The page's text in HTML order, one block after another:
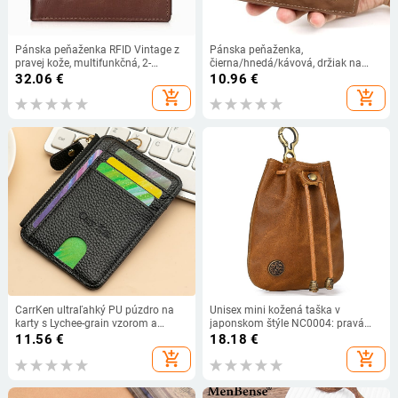
Pánska peňaženka RFID Vintage z
pravej kože, multifunkčná, 2-
násobná, s viacerými kartami,
mincami, držiakom na vizitky,
peňaženkou
32.06 €
add_shopping_cart
Pánska peňaženka,
čierna/hnedá/kávová, držiak na
vizitky, pánska krátka kabelka, PU
kožená peňaženka na peniaze pre
mužov, peňaženka na kreditné karty
10.96 €
add_shopping_cart
CarrKen ultraľahký PU púzdro na
karty s Lychee-grain vzorom a
polyesterovou podšívkou
11.56 €
add_shopping_cart
Unisex mini kožená taška v
japonskom štýle NC0004: pravá
koža, prvá vrstva hovädzej kože,
18.18 €
add_shopping_cart